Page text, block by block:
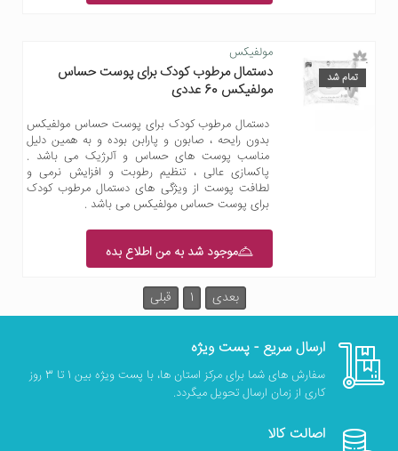
تمام شد
مولفیکس
دستمال مرطوب کودک برای پوست حساس
مولفیکس 60 عددی
دستمال مرطوب کودک برای پوست حساس مولفیکس
بدون رایحه ، صابون و پارابن بوده و به همین دلیل
مناسب پوست های حساس و آلرژیک می باشد .
پاکسازی عالی ، تنظیم رطوبت و افزایش نرمی و
لطافت پوست از ویژگی های دستمال مرطوب کودک
برای پوست حساس مولفیکس می باشد .
موجود شد به من اطلاع بده
قبلی 1 بعدی
ارسال سریع - پست ویژه
سفارش های شما برای مرکز استان ها، با پست ویژه بین 1 تا 3 روز
کاری از زمان ارسال تحویل میگردد.
اصالت کالا